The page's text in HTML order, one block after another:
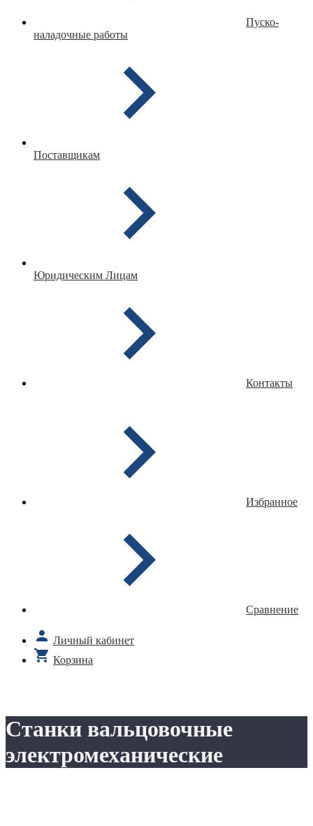
Пуско-
наладочные работы
Поставщикам
Юридическим Лицам
Контакты
Избранное
Сравнение
Личный кабинет
Корзина
Станки вальцовочные
электромеханические